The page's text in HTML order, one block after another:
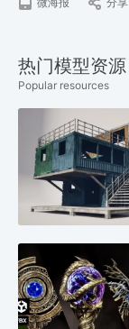
热门模型资源
Popular resources